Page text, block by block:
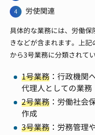
労使関連
具体的な業務には、労働
きなどが含まれます。上
から3号業務に分類されてい
1号業務 ：行政機関
代理人としての業務
2号業務 ：労働社会
作成
3号業務 ：労務管理